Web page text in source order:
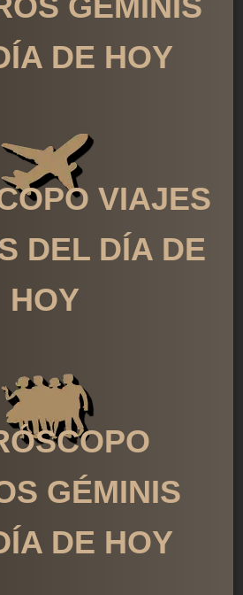
DE HOY
VIAJES
DEL DÍA DE
HOY
GÉMINIS
DE HOY